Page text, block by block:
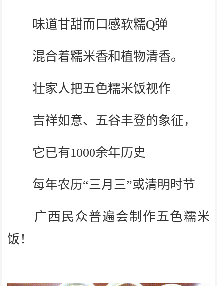
味道甘甜而口感软糯Q弹
混合着糯米香和植物清香。
壮家人把五色糯米饭视作
吉祥如意、五谷丰登的象征，
它已有1000余年历史
每年农历“三月三”或清明时节
广西民众普遍会制作五色糯米
饭！